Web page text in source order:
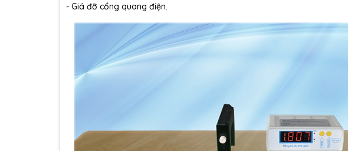
- Giá đỡ cổng quang điện.